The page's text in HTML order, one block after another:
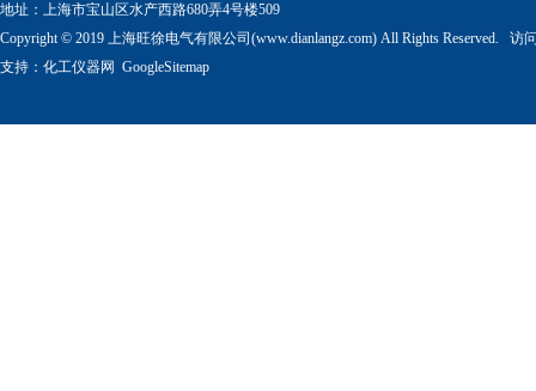
地址：上海市宝山区水产西路680弄4号楼509
Copyright © 2019 上海旺徐电气有限公司(www.dianlangz.com) All Rights Reserved. 访
支持： 化工仪器网 GoogleSitemap